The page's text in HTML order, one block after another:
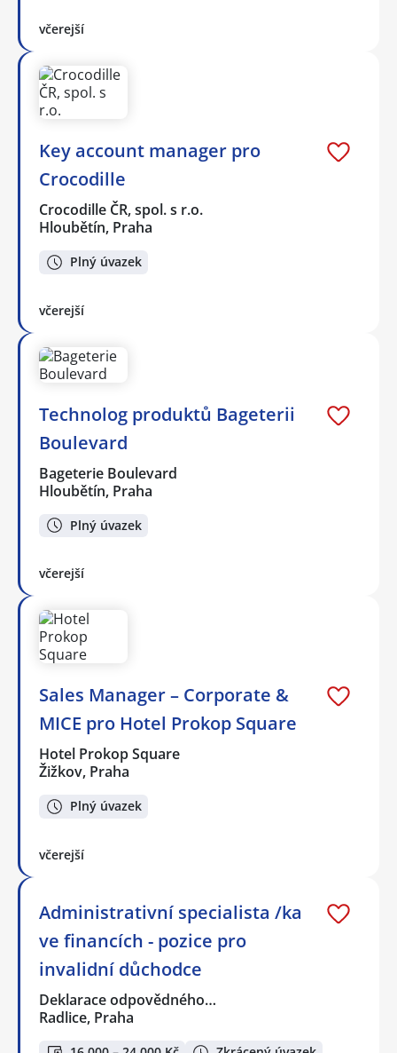
včerejší
Key account manager pro
Crocodille
Crocodille ČR, spol. s r.o.
Hloubětín, Praha
Plný úvazek
včerejší
Technolog produktů Bageterii
Boulevard
Bageterie Boulevard
Hloubětín, Praha
Plný úvazek
včerejší
Sales Manager – Corporate &
MICE pro Hotel Prokop Square
Hotel Prokop Square
Žižkov, Praha
Plný úvazek
včerejší
Administrativní specialista /ka
ve financích - pozice pro
invalidní důchodce
Deklarace odpovědného…
Radlice, Praha